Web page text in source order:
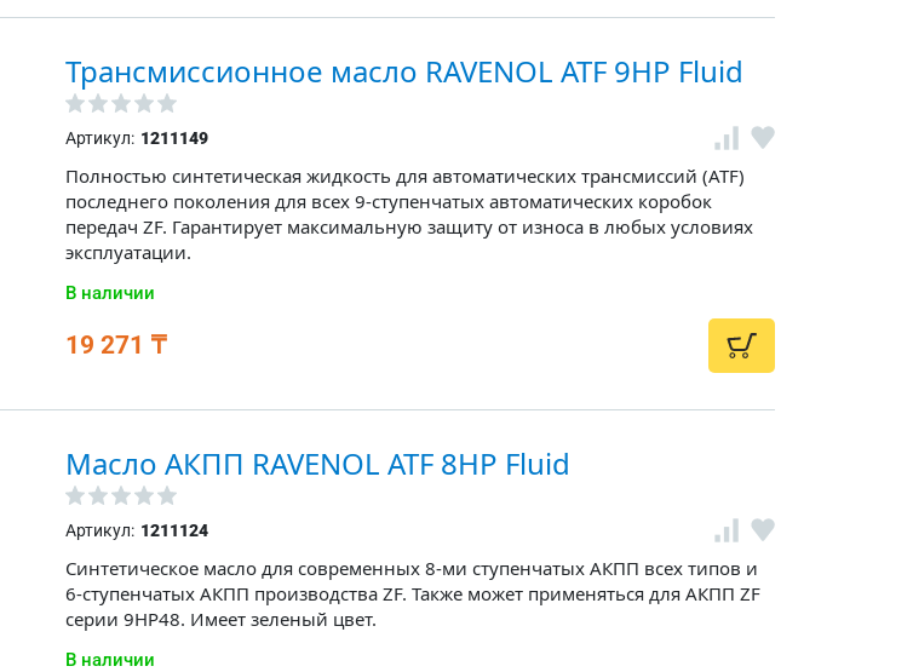
Трансмиссионное масло RAVENOL ATF 9HP Fluid
Артикул: 1211149
Полностью синтетическая жидкость для автоматических трансмиссий (ATF)
последнего поколения для всех 9-ступенчатых автоматических коробок
передач ZF. Гарантирует максимальную защиту от износа в любых условиях
эксплуатации.
В наличии
19 271 ₸
Масло АКПП RAVENOL ATF 8HP Fluid
Артикул: 1211124
Синтетическое масло для современных 8-ми ступенчатых АКПП всех типов и
6-ступенчатых АКПП производства ZF. Также может применяться для АКПП ZF
серии 9HP48. Имеет зеленый цвет.
В наличии